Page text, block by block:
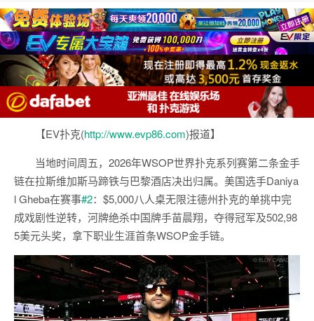
【EV扑克(http://www.evp86.com)报道】
当地时间周五，2026年WSOP世界扑克系列赛第二条金手
链在拉斯维加斯马蹄铁与巴黎酒店决出归属。美国选手Daniya
l Gheba在赛事#2：$5,000八人桌无限注德州扑克的单挑中完
成戏剧性逆转，河牌绝杀中国牌手苗晨翔，夺得冠军及502,98
5美元头奖，拿下职业生涯首条WSOP金手链。